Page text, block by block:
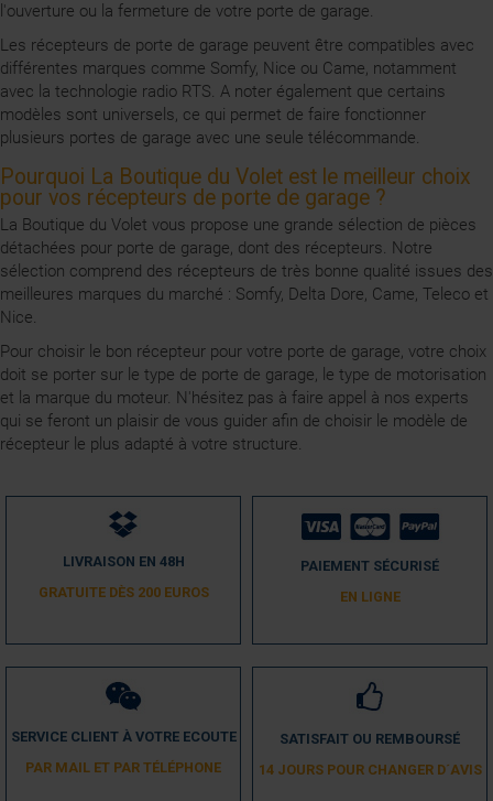
l'ouverture ou la fermeture de votre porte de garage.
Les récepteurs de porte de garage peuvent être compatibles avec
différentes marques comme Somfy, Nice ou Came, notamment
avec la technologie radio RTS. A noter également que certains
modèles sont universels, ce qui permet de faire fonctionner
plusieurs portes de garage avec une seule télécommande.
Pourquoi La Boutique du Volet est le meilleur choix
pour vos récepteurs de porte de garage ?
La Boutique du Volet vous propose une grande sélection de pièces
détachées pour porte de garage, dont des récepteurs. Notre
sélection comprend des récepteurs de très bonne qualité issues des
meilleures marques du marché : Somfy, Delta Dore, Came, Teleco et
Nice.
Pour choisir le bon récepteur pour votre porte de garage, votre choix
doit se porter sur le type de porte de garage, le type de motorisation
et la marque du moteur. N'hésitez pas à faire appel à nos experts
qui se feront un plaisir de vous guider afin de choisir le modèle de
récepteur le plus adapté à votre structure.
LIVRAISON EN 48H
GRATUITE DÈS 200 EUROS
PAIEMENT SÉCURISÉ
EN LIGNE
SERVICE CLIENT À VOTRE ECOUTE
PAR MAIL ET PAR TÉLÉPHONE
SATISFAIT OU REMBOURSÉ
14 JOURS POUR CHANGER D´AVIS